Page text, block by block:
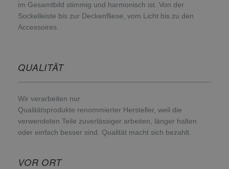
im Gesamtbild stimmig und harmonisch ist. Von der
Sockelleiste bis zur Deckenfliese, vom Licht bis zu den
Accessoires.
QUALITÄT
Wir verarbeiten nur
Qualitätsprodukte renommierter Hersteller, weil die
verwendeten Teile zuverlässiger arbeiten, länger halten
oder einfach besser sind. Qualität macht sich bezahlt.
VOR ORT